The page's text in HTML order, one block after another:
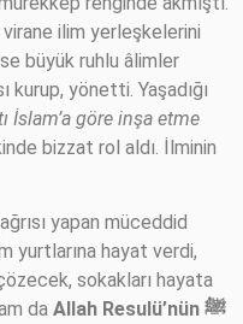
virane ilim yerleşkelerini
büyük ruhlu âlimler
kurup, yönetti. Yaşadığı
İslam’a göre inşa etme
bizzat rol aldı. İlminin
yapan müceddid
yurtlarına hayat verdi,
sokakları hayata
da Allah Resulü’nün ﷺ